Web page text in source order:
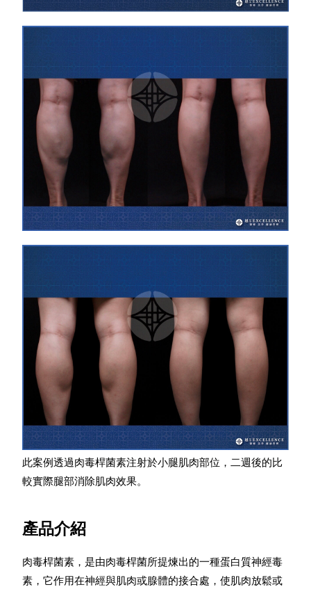
此案例透過肉毒桿菌素注射於小腿肌肉部位，二週後的比
較實際腿部消除肌肉效果。​
產品介紹
肉毒桿菌素，是由肉毒桿菌所提煉出的一種蛋白質神經毒
素，它作用在神經與肌肉或腺體的接合處，使肌肉放鬆或